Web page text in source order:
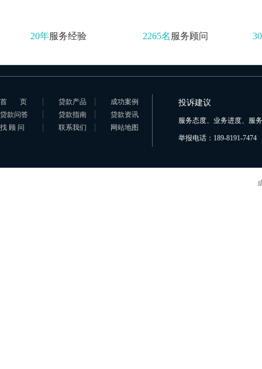
20年服务经验 2265名 服务顾问
首页 贷款产品
成功案例
贷款问答
贷款指南
贷款资讯
找 顾 问
联系我们 网站地图
投诉建议
服务态度、业务进度、服
举报电话：189-8191-7474